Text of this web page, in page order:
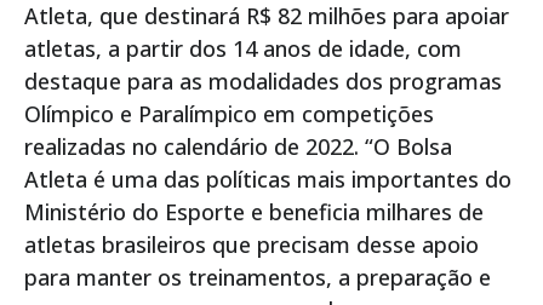
Atleta, que destinará R$ 82 milhões para apoiar
atletas, a partir dos 14 anos de idade, com
destaque para as modalidades dos programas
Olímpico e Paralímpico em competições
realizadas no calendário de 2022. “O Bolsa
Atleta é uma das políticas mais importantes do
Ministério do Esporte e beneficia milhares de
atletas brasileiros que precisam desse apoio
para manter os treinamentos, a preparação e